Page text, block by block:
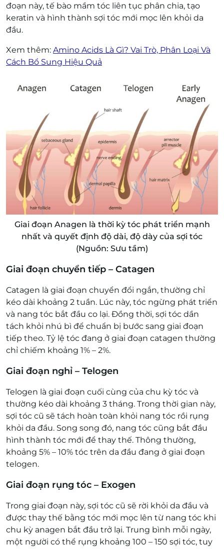
đoạn này, tế bào mầm tóc liên tục phân chia, tạo
keratin và hình thành sợi tóc mới mọc lên khỏi da
đầu.
Xem thêm: Amino Acids Là Gì? Vai Trò, Phân Loại Và
Cách Bổ Sung Hiệu Quả
Giai đoạn Anagen là thời kỳ tóc phát triển mạnh
nhất và quyết định độ dài, độ dày của sợi tóc
(Nguồn: Sưu tầm)
Giai đoạn chuyển tiếp – Catagen
Catagen là giai đoạn chuyển đổi ngắn, thường chỉ
kéo dài khoảng 2 tuần. Lúc này, tóc ngừng phát triển
và nang tóc bắt đầu co lại. Đồng thời, sợi tóc dần
tách khỏi nhú bì để chuẩn bị bước sang giai đoạn
tiếp theo. Tỷ lệ tóc đang ở giai đoạn catagen thường
chỉ chiếm khoảng 1% – 2%.
Giai đoạn nghỉ – Telogen
Telogen là giai đoạn cuối cùng của chu kỳ tóc và
thường kéo dài khoảng 3 tháng. Trong thời gian này,
sợi tóc cũ sẽ tách hoàn toàn khỏi nang tóc rồi rụng
khỏi da đầu. Song song đó, nang tóc cũng bắt đầu
hình thành tóc mới để thay thế. Thông thường,
khoảng 5% – 10% tóc trên da đầu đang ở giai đoạn
telogen.
Giai đoạn rụng tóc – Exogen
Trong giai đoạn này, sợi tóc cũ sẽ rời khỏi da đầu và
được thay thế bằng tóc mới mọc lên từ nang tóc khi
chu kỳ anagen bắt đầu trở lại. Trung bình mỗi ngày,
một người có thể rụng khoảng 100 – 150 sợi tóc, tuy